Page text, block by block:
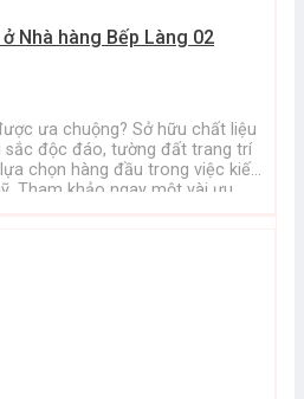
Nhà hàng Bếp Làng 02
ưa chuộng? Sở hữu chất liệu
độc đáo, tường đất trang trí
chọn hàng đầu trong việc kiến
Tham khảo ngay một vài ưu